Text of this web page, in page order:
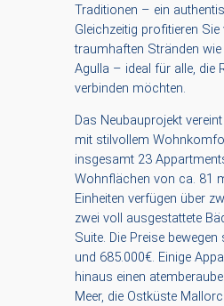
Traditionen – ein
Gleichzeitig profitieren
traumhaften Stränden
Agulla – ideal für alle, die
verbinden möchten.
Das Neubauprojekt
mit stilvollem
insgesamt 23
Wohnflächen von ca. 81
Einheiten verfügen über
zwei voll ausgestattete
Suite. Die Preise
und 685.000€. Einige
hinaus einen
Meer, die Ostküste